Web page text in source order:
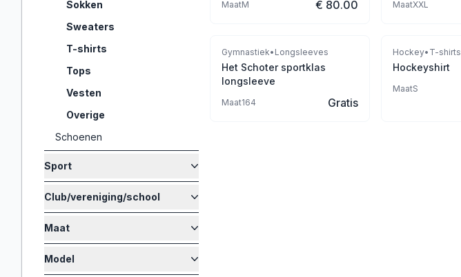
Sokken
Sweaters
T-shirts
Tops
Vesten
Overige
Schoenen
Sport
Club/vereniging/school
Maat
Model
MaatM € 80.00 MaatXXL
Gymnastiek• Longsleeves
Het Schoter sportklas
longsleeve
Maat164 Gratis
Hockey• T-shirts
Hockeyshirt
MaatS